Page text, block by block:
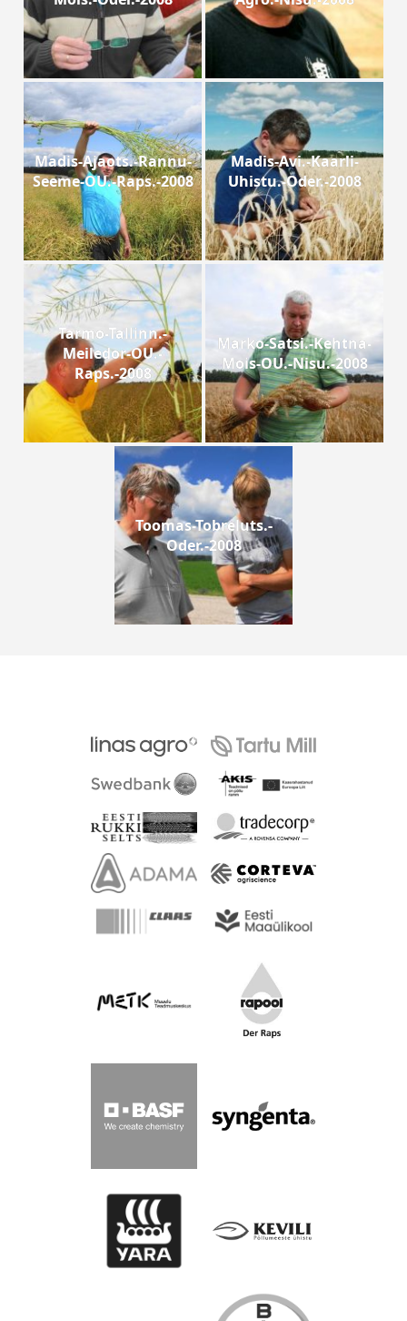
Madis-Ajaots.-Rannu-
Seeme-OU.-Raps.-2008
Madis-Avi.-Kaarli-
Uhistu.-Oder.-2008
Tarmo-Tallinn.-
Meiledor-OU.-
Raps.-2008
Marko-Satsi.-Kehtna-
Mois-OU.-Nisu.-2008
Toomas-Tobreluts.-
Oder.-2008